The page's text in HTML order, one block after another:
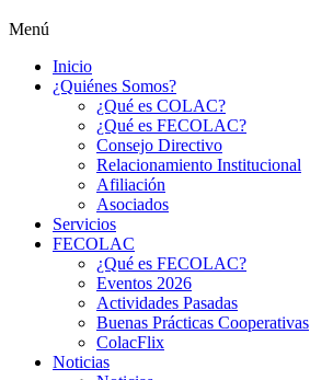
Menú
Inicio
¿Quiénes Somos?
¿Qué es COLAC?
¿Qué es FECOLAC?
Consejo Directivo
Relacionamiento Institucional
Afiliación
Asociados
Servicios
FECOLAC
¿Qué es FECOLAC?
Eventos 2026
Actividades Pasadas
Buenas Prácticas Cooperativas
ColacFlix
Noticias